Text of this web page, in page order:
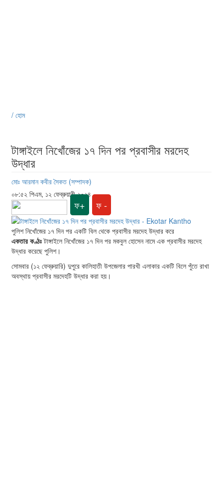
/ হোম
টাঙ্গাইলে নিখোঁজের ১৭ দিন পর প্রবাসীর মরদেহ
উদ্ধার
মোঃ আরমান কবীর সৈকত (সম্পাদক)
০৮:৫২ পিএম, ১২ ফেব্রুয়ারী ২০২৪
ফ+ ফ -
পুলিশ নিখোঁজের ১৭ দিন পর একটি বিল থেকে প্রবাসীর মরদেহ উদ্ধার করে
একতার কণ্ঠঃটাঙ্গাইলে নিখোঁজের ১৭ দিন পর মকবুল হোসেন নামে এক প্রবাসীর মরদেহ
উদ্ধার করেছে পুলিশ।
সোমবার (১২ ফেব্রুয়ারি) দুপুরে কালিহাতী উপজেলার পারখী এলাকার একটি বিলে পুঁতে রাখা
অবস্থায় প্রবাসীর মরদেহটি উদ্ধার করা হয়।